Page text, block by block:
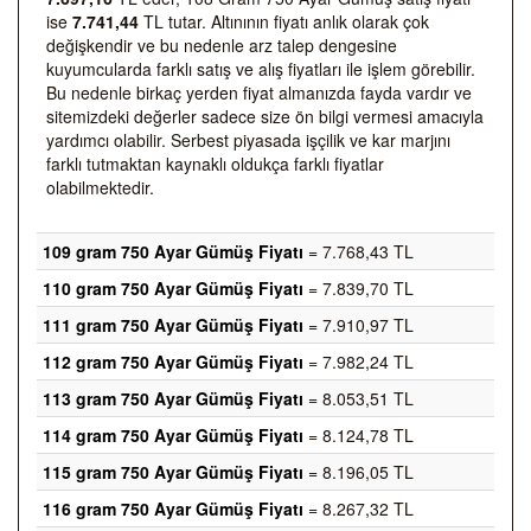
ise 7.741,44 TL tutar. Altınının fiyatı anlık olarak çok
değişkendir ve bu nedenle arz talep dengesine
kuyumcularda farklı satış ve alış fiyatları ile işlem görebilir.
Bu nedenle birkaç yerden fiyat almanızda fayda vardır ve
sitemizdeki değerler sadece size ön bilgi vermesi amacıyla
yardımcı olabilir. Serbest piyasada işçilik ve kar marjını
farklı tutmaktan kaynaklı oldukça farklı fiyatlar
olabilmektedir.
109 gram 750 Ayar Gümüş Fiyatı = 7.768,43 TL
110 gram 750 Ayar Gümüş Fiyatı = 7.839,70 TL
111 gram 750 Ayar Gümüş Fiyatı = 7.910,97 TL
112 gram 750 Ayar Gümüş Fiyatı = 7.982,24 TL
113 gram 750 Ayar Gümüş Fiyatı = 8.053,51 TL
114 gram 750 Ayar Gümüş Fiyatı = 8.124,78 TL
115 gram 750 Ayar Gümüş Fiyatı = 8.196,05 TL
116 gram 750 Ayar Gümüş Fiyatı = 8.267,32 TL